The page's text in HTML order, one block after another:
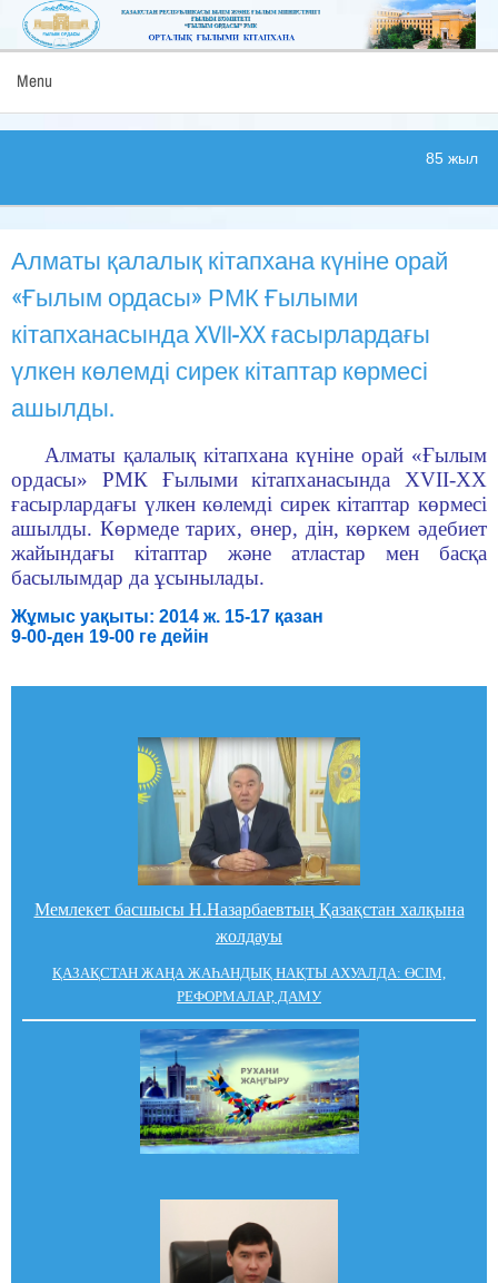
Menu
85 жыл
Алматы қалалық кітапхана күніне орай
«Ғылым ордасы» РМК Ғылыми
кітапханасында XVII-XX ғасырлардағы
үлкен көлемді сирек кітаптар көрмесі
ашылды.
Алматы қалалық кітапхана күніне орай «Ғылым
ордасы» РМК Ғылыми кітапханасында XVII-XX
ғасырлардағы үлкен көлемді сирек кітаптар көрмесі
ашылды. Көрмеде тарих, өнер, дін, көркем әдебиет
жайындағы кітаптар және атластар мен басқа
басылымдар да ұсынылады.
Жұмыс уақыты: 2014 ж. 15-17 қазан
9-00-ден 19-00 ге дейін
Мемлекет басшысы Н.Назарбаевтың Қазақстан халқына
жолдауы
ҚАЗАҚСТАН ЖАҢА ЖАҺАНДЫҚ НАҚТЫ АХУАЛДА: ӨСІМ,
РЕФОРМАЛАР, ДАМУ